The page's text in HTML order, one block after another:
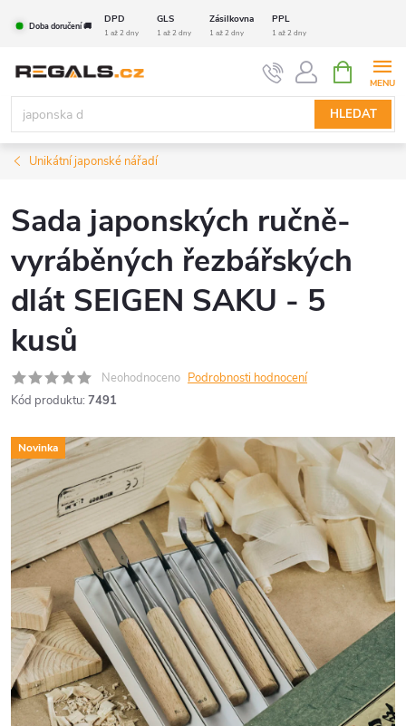
Doba doručení 🚚
DPD GLS Zásilkovna PPL
1 až 2 dny 1 až 2 dny 1 až 2 dny 1 až 2 dny
HLEDAT
NÁKUPNÍ
KOŠÍK
Unikátní japonské nářadí
Sada japonských ručně-
vyráběných řezbářských
dlát SEIGEN SAKU - 5
kusů
Neohodnoceno Podrobnosti hodnocení
Kód produktu: 7491
Novinka